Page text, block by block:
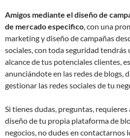
Amigos mediante el diseño de
de mercado especifico, con una
marketing y diseño de campañas
sociales, con toda seguridad
alcance de tus potenciales clientes,
anunciándote en las redes de blogs,
gestionar las redes sociales de tu
Si tienes dudas, preguntas, requieres
diseño de tu propia plataforma de
negocios, no dudes en contactarnos